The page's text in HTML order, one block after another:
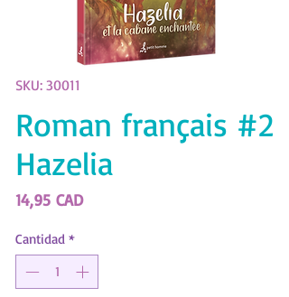
SKU: 30011
Roman français #2
Hazelia
14,95 CADPrecio
Cantidad *